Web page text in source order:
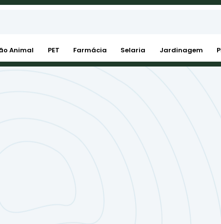
Animal PET Farmácia Selaria Jardinagem